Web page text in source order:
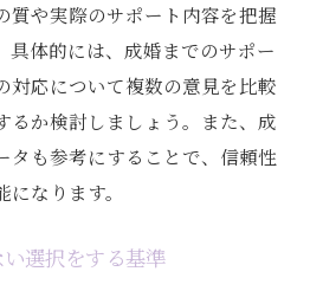
質や実際のサポート内容を把握
具体的には、成婚までのサポー
対応について複数の意見を比較
るか検討しましょう。また、成
タも参考にすることで、信頼性
なります。
選択をする基準